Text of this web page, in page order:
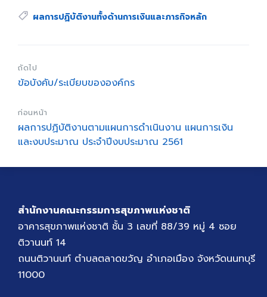
Tags:
ผลการปฏิบัติงานทั้งด้านการเงินและภารกิจหลัก
ถัดไป
ข้อบังคับ/ระเบียบขององค์กร
ก่อนหน้า
ผลการปฏิบัติงานตามแผนการดำเนินงาน แผนการเงิน
และงบประมาณ ประจำปีงบประมาณ 2561
สำนักงานคณะกรรมการสุขภาพแห่งชาติ
อาคารสุขภาพแห่งชาติ ชั้น 3 เลขที่ 88/39 หมู่ 4 ซอย
ติวานนท์ 14
ถนนติวานนท์ ตำบลตลาดขวัญ อำเภอเมือง จังหวัดนนทบุรี
11000